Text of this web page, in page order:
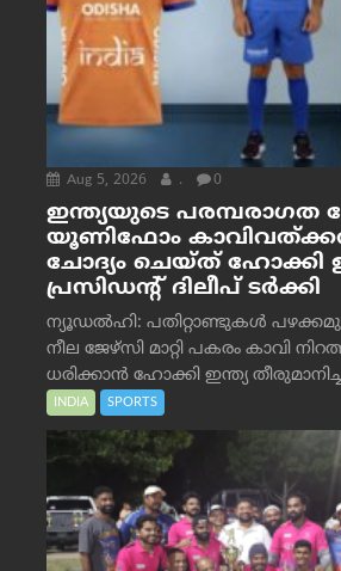
Aug 5, 2026 . 0
ഇന്ത്യയുടെ പരമ്പരാഗത
യൂണിഫോം
ചോദ്യം ചെയ്ത് ഹോക്കി
പ്രസിഡന്റ് ദിലീപ് ടര്‍ക്കി
ന്യൂഡൽഹി: പതിറ്റാണ്ടുകൾ
നീല ജേഴ്‌സി മാറ്റി പകരം കാവി
ധരിക്കാൻ ഹോക്കി ഇന്ത്യ
INDIA SPORTS